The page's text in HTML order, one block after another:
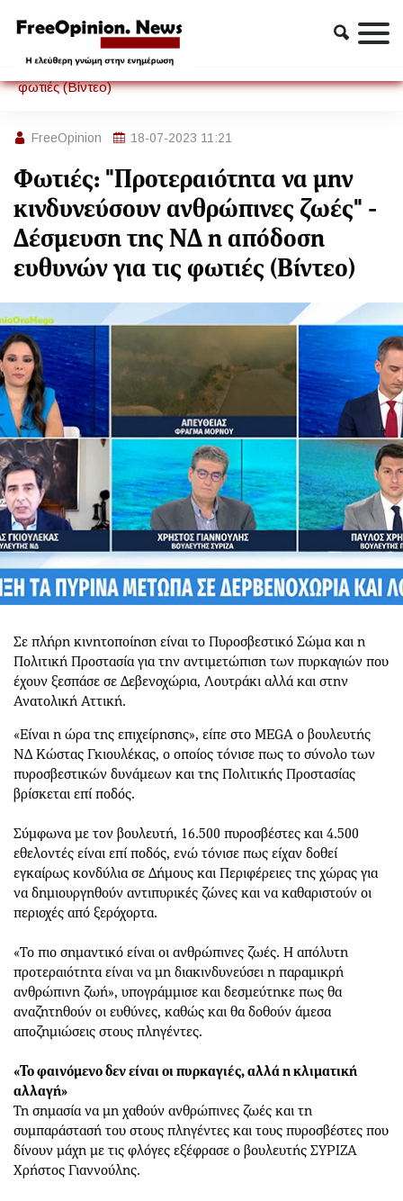
Πολιτική
Φωτιές: "Προτεραιότητα να μην κινδυνεύσουν ανθρώπινες
ζωές" - Δέσμευση της ΝΔ η απόδοση ευθυνών για τις
φωτιές (Βίντεο)
FreeOpinion 18-07-2023 11:21
Φωτιές: "Προτεραιότητα να μην
κινδυνεύσουν ανθρώπινες ζωές" -
Δέσμευση της ΝΔ η απόδοση
ευθυνών για τις φωτιές (Βίντεο)
Σε πλήρη κινητοποίηση είναι το Πυροσβεστικό Σώμα και η
Πολιτική Προστασία για την αντιμετώπιση των πυρκαγιών που
έχουν ξεσπάσε σε Δεβενοχώρια, Λουτράκι αλλά και στην
Ανατολική Αττική.
«Είναι η ώρα της επιχείρησης», είπε στο MEGA ο βουλευτής
ΝΔ Κώστας Γκιουλέκας, ο οποίος τόνισε πως το σύνολο των
πυροσβεστικών δυνάμεων και της Πολιτικής Προστασίας
βρίσκεται επί ποδός.
Σύμφωνα με τον βουλευτή, 16.500 πυροσβέστες και 4.500
εθελοντές είναι επί ποδός, ενώ τόνισε πως είχαν δοθεί
εγκαίρως κονδύλια σε Δήμους και Περιφέρειες της χώρας για
να δημιουργηθούν αντιπυρικές ζώνες και να καθαριστούν οι
περιοχές από ξερόχορτα.
«Το πιο σημαντικό είναι οι ανθρώπινες ζωές. Η απόλυτη
προτεραιότητα είναι να μη διακινδυνεύσει η παραμικρή
ανθρώπινη ζωή», υπογράμμισε και δεσμεύτηκε πως θα
αναζητηθούν οι ευθύνες, καθώς και θα δοθούν άμεσα
αποζημιώσεις στους πληγέντες.
«Το φαινόμενο δεν είναι οι πυρκαγιές, αλλά η κλιματική
αλλαγή»
Τη σημασία να μη χαθούν ανθρώπινες ζωές και τη
συμπαράστασή του στους πληγέντες και τους πυροσβέστες που
δίνουν μάχη με τις φλόγες εξέφρασε ο βουλευτής ΣΥΡΙΖΑ
Χρήστος Γιαννούλης.